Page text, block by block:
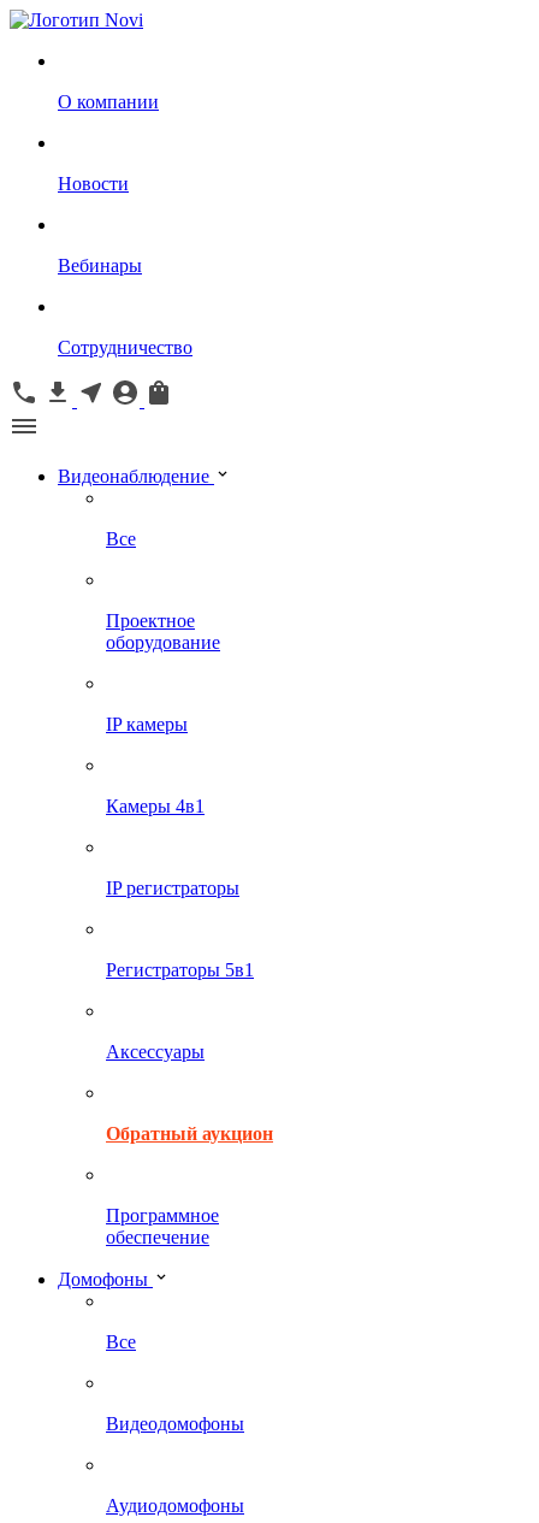
О компании
Новости
Вебинары
Сотрудничество
Видеонаблюдение
Все
Проектное
оборудование
IP камеры
Камеры 4в1
IP регистраторы
Регистраторы 5в1
Аксессуары
Обратный аукцион
Программное
обеспечение
Домофоны
Все
Видеодомофоны
Аудиодомофоны